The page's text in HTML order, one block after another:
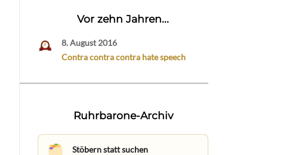
Vor zehn Jahren...
8. August 2016
Contra contra contra hate speech
Ruhrbarone-Archiv
Stöbern statt suchen